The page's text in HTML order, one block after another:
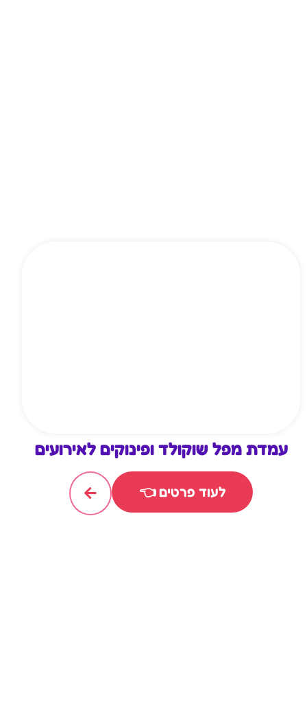
עמדת מפל שוקולד ופינוקים לאירועים
לעוד פרטים 👈